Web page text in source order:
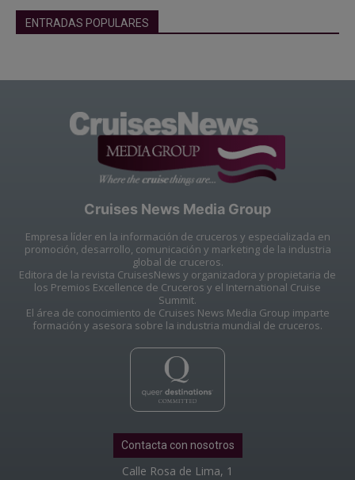
ENTRADAS POPULARES
Cruises News Media Group
Empresa líder en la información de cruceros y especializada en
promoción, desarrollo, comunicación y marketing de la industria
global de cruceros.
Editora de la revista CruisesNews y organizadora y propietaria de
los Premios Excellence de Cruceros y el International Cruise
Summit.
El área de conocimiento de Cruises News Media Group imparte
formación y asesora sobre la industria mundial de cruceros.
Contacta con nosotros
Calle Rosa de Lima, 1